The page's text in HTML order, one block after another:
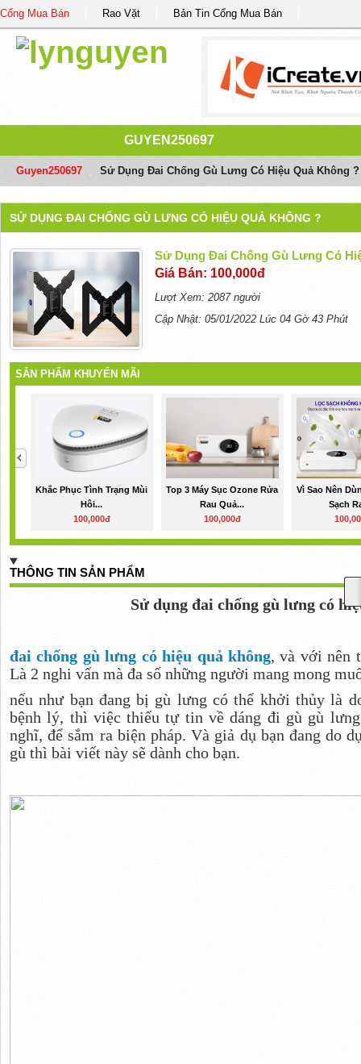
Cổng Mua Bán Rao Vặt Bản Tin Cổng Mua Bán
GUYEN250697
Guyen250697 Sử Dụng Đai Chống Gù Lưng Có Hiệu Quả Không ?
SỬ DỤNG ĐAI CHỐNG GÙ LƯNG CÓ HIỆU QUẢ KHÔNG ?
Sử Dụng Đai Chống Gù Lưng Có
Giá Bán: 100,000đ
Lượt Xem: 2087 người
Cập Nhật: 05/01/2022 Lúc 04 Gờ 43 Phút
SẢN PHẨM KHUYẾN MÃI
Khắc Phục Tình Trạng Mùi
Hôi...
100,000đ
Top 3 Máy Sục Ozone Rửa
Rau Quả...
100,000đ
Vì Sao Nên
Sạch
THÔNG TIN SẢN PHẨM
Sử dụng đai chống gù lưng có
đai chống gù lưng có hiệu quả không, và với nên
Là 2 nghi vấn mà đa số những người mang mong
nếu như bạn đang bị gù lưng có thể khởi thủy là
bệnh lý, thì việc thiếu tự tin về dáng đi gù gù
nghĩ, để sắm ra biện pháp. Và giả dụ bạn đang do
gù thì bài viết này sẽ dành cho bạn.